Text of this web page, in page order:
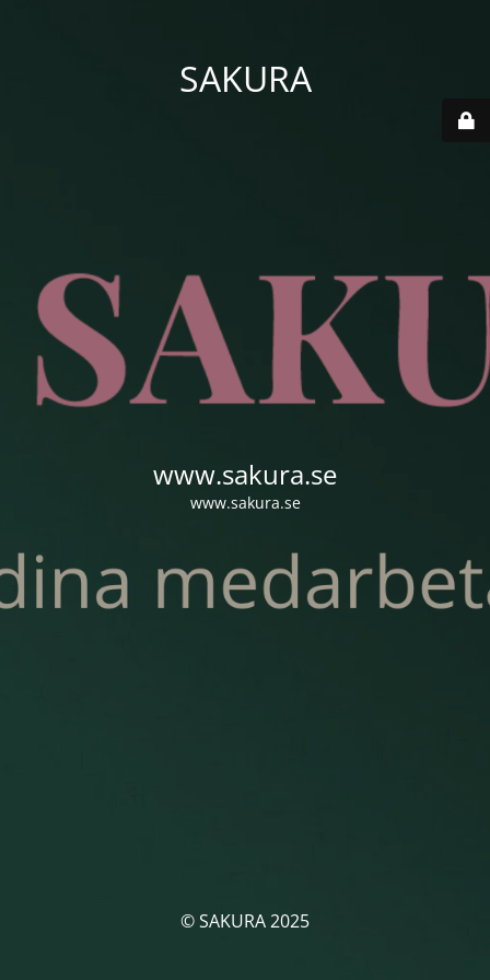
SAKURA
www.sakura.se
www.sakura.se
© SAKURA 2025